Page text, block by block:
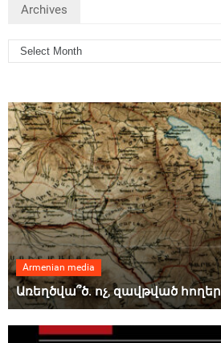
Archives
Armenian media
Առեղծվա՞ծ. ոչ, զավթված հողեր